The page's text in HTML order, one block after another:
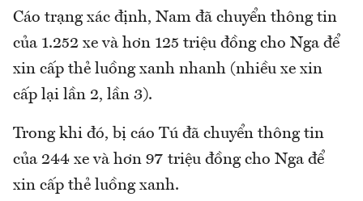
Cáo trạng xác định, Nam đã chuyển thông tin
của 1.252 xe và hơn 125 triệu đồng cho Nga để
xin cấp thẻ luồng xanh nhanh (nhiều xe xin
cấp lại lần 2, lần 3).
Trong khi đó, bị cáo Tú đã chuyển thông tin
của 244 xe và hơn 97 triệu đồng cho Nga để
xin cấp thẻ luồng xanh.